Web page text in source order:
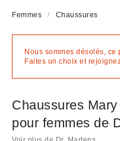
Femmes Chaussures
Nous sommes désolés,
Faites un choix et
Chaussures
pour femmes de